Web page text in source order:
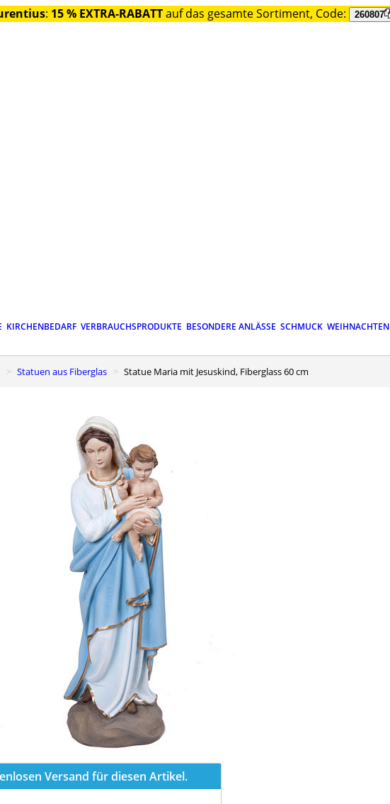
: 15 % EXTRA-RABATTauf das gesamte Sortiment, Code: 260807
KIRCHENBEDARF VERBRAUCHSPRODUKTE BESONDERE ANLÄSSE SCHMUCK WEIHNACHTEN
Statuen aus Fiberglas Statue Maria mit Jesuskind, Fiberglass 60 cm
Versand für diesen Artikel.